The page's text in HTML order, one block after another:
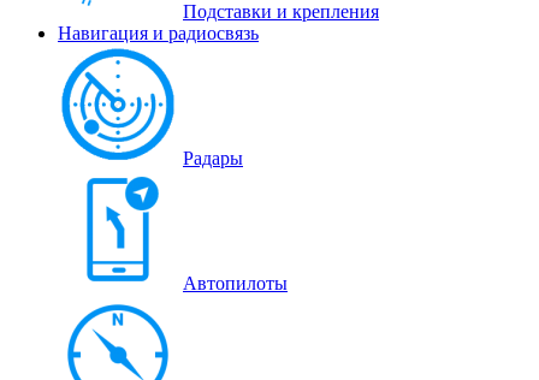
Подставки и крепления
Навигация и радиосвязь
Радары
Автопилоты